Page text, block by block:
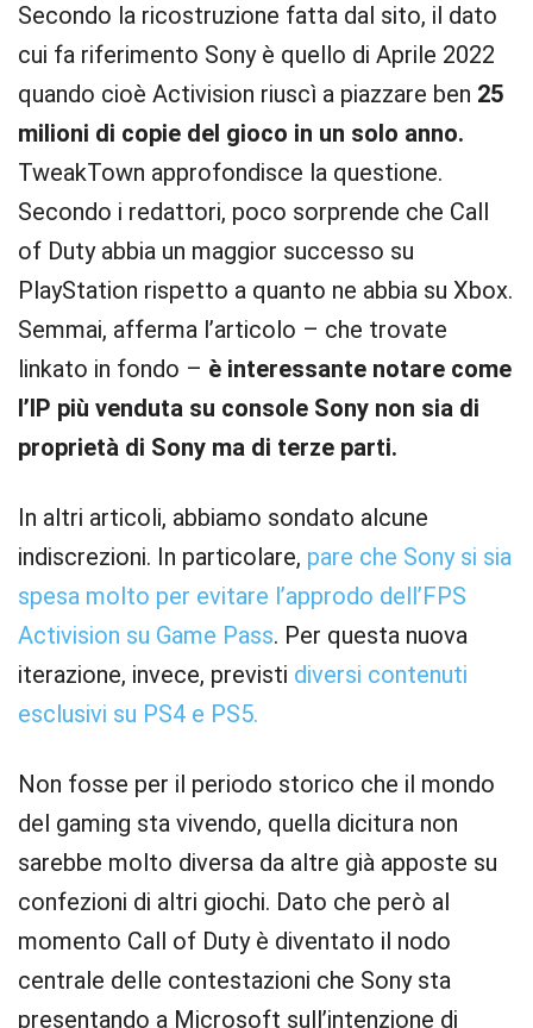
Secondo la ricostruzione fatta dal sito, il dato
cui fa riferimento Sony è quello di Aprile 2022
quando cioè Activision riuscì a piazzare ben 25
milioni di copie del gioco in un solo anno.
TweakTown approfondisce la questione.
Secondo i redattori, poco sorprende che Call
of Duty abbia un maggior successo su
PlayStation rispetto a quanto ne abbia su Xbox.
Semmai, afferma l’articolo – che trovate
linkato in fondo – è interessante notare come
l’IP più venduta su console Sony non sia di
proprietà di Sony ma di terze parti.
In altri articoli, abbiamo sondato alcune
indiscrezioni. In particolare, pare che Sony si sia
spesa molto per evitare l’approdo dell’FPS
Activision su Game Pass. Per questa nuova
iterazione, invece, previsti diversi contenuti
esclusivi su PS4 e PS5.
Non fosse per il periodo storico che il mondo
del gaming sta vivendo, quella dicitura non
sarebbe molto diversa da altre già apposte su
confezioni di altri giochi. Dato che però al
momento Call of Duty è diventato il nodo
centrale delle contestazioni che Sony sta
presentando a Microsoft sull’intenzione di